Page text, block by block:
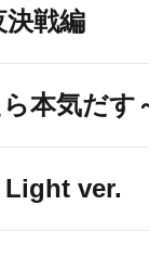
戦編
本気だす
Light ver.